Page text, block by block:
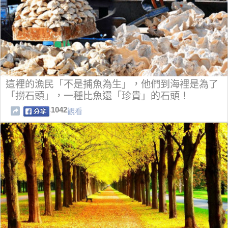
這裡的漁民「不是捕魚為生」，他們到海裡是為了
「撈石頭」，一種比魚還「珍貴」的石頭！
1042觀看